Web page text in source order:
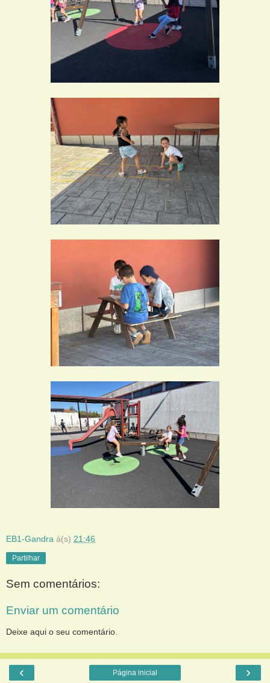
EB1-Gandra à(s) 21:46
Partilhar
Sem comentários:
Enviar um comentário
Deixe aqui o seu comentário.
‹ ›
Página inicial